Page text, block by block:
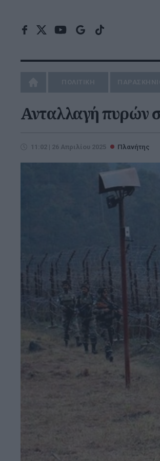
Ανταλλαγή πυρών
11:02 | 26 Απριλίου 2025 Πλανήτης